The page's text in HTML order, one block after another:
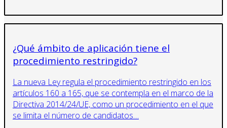
¿Qué ámbito de aplicación tiene el
procedimiento restringido?
La nueva Ley regula el procedimiento restringido en los
artículos 160 a 165, que se contempla en el marco de la
Directiva 2014/24/UE, como un procedimiento en el que
se limita el número de candidatos…